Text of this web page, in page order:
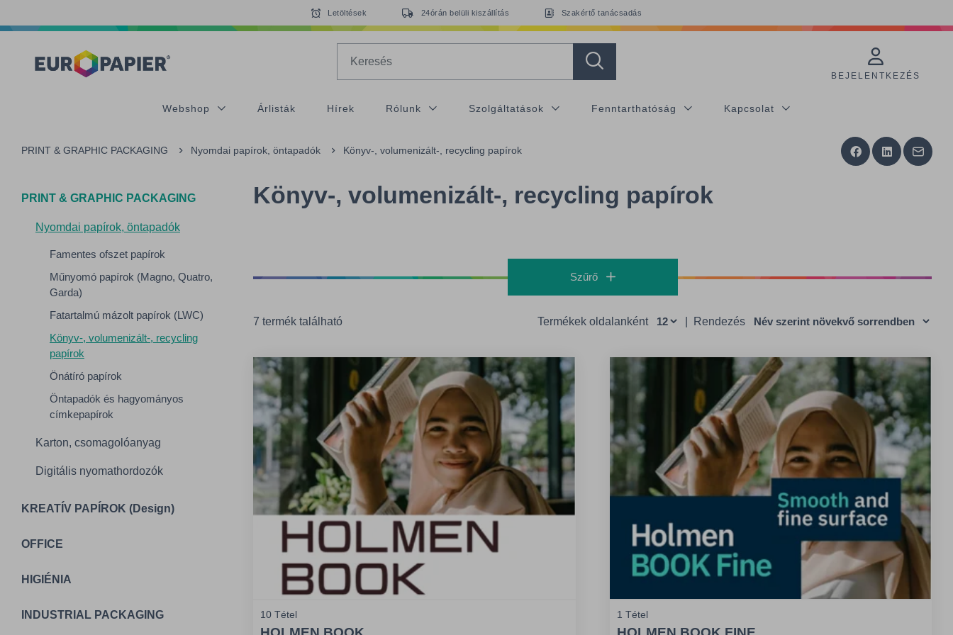
Letöltések 24órán belüli kiszállítás Szakértő tanácsadás
BEJELENTKEZÉS
Webshop Árlisták Hírek Rólunk Szolgáltatások Fenntarthatóság Kapcsolat
PRINT & GRAPHIC PACKAGING Nyomdai papírok, öntapadók Könyv-, volumenizált-, recycling papírok
PRINT & GRAPHIC PACKAGING
Nyomdai papírok, öntapadók
Famentes ofszet papírok
Műnyomó papírok (Magno, Quatro,
Garda)
Fatartalmú mázolt papírok (LWC)
Könyv-, volumenizált-, recycling
papírok
Önátíró papírok
Öntapadók és hagyományos
címkepapírok
Karton, csomagolóanyag
Digitális nyomathordozók
KREATÍV PAPÍROK (Design)
OFFICE
HIGIÉNIA
INDUSTRIAL PACKAGING
Könyv-, volumenizált-, recycling papírok
Szűrő
7 termék található Termékek oldalanként Rendezés
10 Tétel 1 Tétel